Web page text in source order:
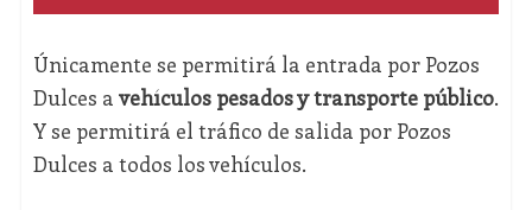
Únicamente se permitirá la entrada por Pozos
Dulces a vehículos pesados y transporte público.
Y se permitirá el tráfico de salida por Pozos
Dulces a todos los vehículos.